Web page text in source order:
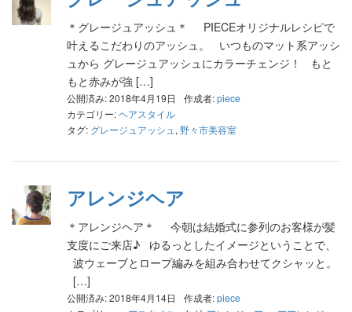
＊グレージュアッシュ＊ PIECEオリジナルレシピで
叶えるこだわりのアッシュ。 いつものマット系アッシ
ュから グレージュアッシュにカラーチェンジ！ もと
もと赤みが強 […]
公開済み: 2018年4月19日 作成者:piece
カテゴリー:ヘアスタイル
タグ: グレージュアッシュ , 野々市美容室
アレンジヘア
＊アレンジヘア＊ 今朝は結婚式に参列のお客様が髪
支度にご来店♪ ゆるっとしたイメージということで、
波ウェーブとロープ編みを組み合わせてクシャッと。
[…]
公開済み: 2018年4月14日 作成者:piece